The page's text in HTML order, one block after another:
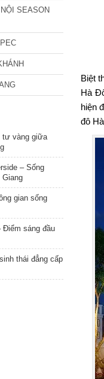
Biệt
Hà
hiện
đô
SEASON
tư vàng giữa
– Sống
gian sống
Điểm sáng đầu
thái đẳng cấp